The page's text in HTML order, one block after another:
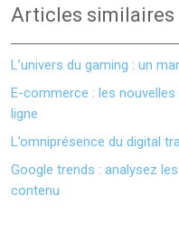
Articles similaires
L’univers du gaming : un
E-commerce : les
ligne
L’omniprésence du digital
Google trends : analysez
contenu